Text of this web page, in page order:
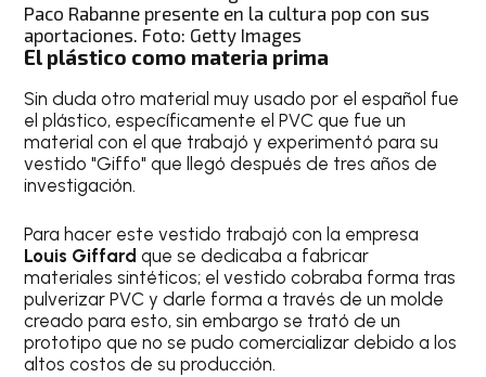
Paco Rabanne presente en la cultura pop con sus
aportaciones. Foto: Getty Images
El plástico como materia prima
Sin duda otro material muy usado por el español fue
el plástico, específicamente el PVC que fue un
material con el que trabajó y experimentó para su
vestido "Giffo" que llegó después de tres años de
investigación.
Para hacer este vestido trabajó con la empresa
Louis Giffardque se dedicaba a fabricar
materiales sintéticos; el vestido cobraba forma tras
pulverizar PVC y darle forma a través de un molde
creado para esto, sin embargo se trató de un
prototipo que no se pudo comercializar debido a los
altos costos de su producción.